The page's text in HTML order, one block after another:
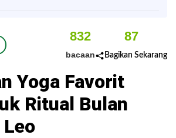
832
bacaan
87
Bagikan Sekarang
Yoga Favorit
Ritual Bulan